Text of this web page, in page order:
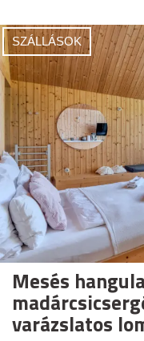
SZÁLLÁSOK
Mesés
varázslatos